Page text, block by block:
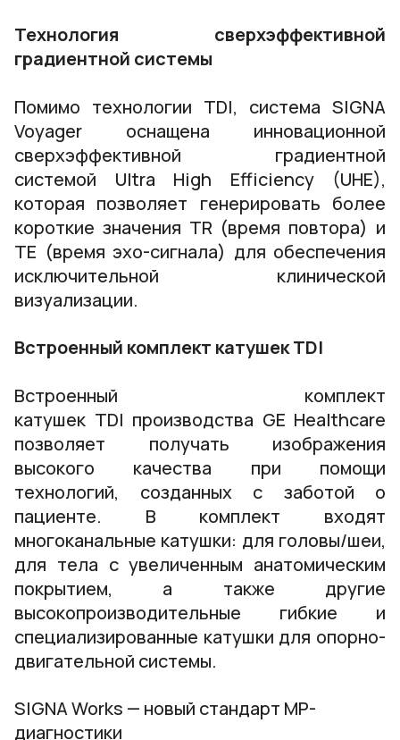
Технология сверхэффективной
градиентной системы
Помимо технологии TDI, система SIGNA
Voyager оснащена инновационной
сверхэффективной градиентной
системой Ultra High Efficiency (UHE),
которая позволяет генерировать более
короткие значения TR (время повтора) и
TE (время эхо-сигнала) для обеспечения
исключительной клинической
визуализации.
Встроенный комплект катушек TDI
Встроенный комплект
катушек TDI производства GE Healthcare
позволяет получать изображения
высокого качества при помощи
технологий, созданных с заботой о
пациенте. В комплект входят
многоканальные катушки: для головы/шеи,
для тела с увеличенным анатомическим
покрытием, а также другие
высокопроизводительные гибкие и
специализированные катушки для опорно-
двигательной системы.
SIGNA Works — новый стандарт МР-
диагностики